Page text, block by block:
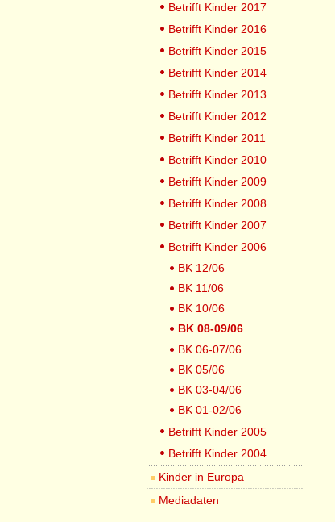
Betrifft Kinder 2017
Betrifft Kinder 2016
Betrifft Kinder 2015
Betrifft Kinder 2014
Betrifft Kinder 2013
Betrifft Kinder 2012
Betrifft Kinder 2011
Betrifft Kinder 2010
Betrifft Kinder 2009
Betrifft Kinder 2008
Betrifft Kinder 2007
Betrifft Kinder 2006
BK 12/06
BK 11/06
BK 10/06
BK 08-09/06
BK 06-07/06
BK 05/06
BK 03-04/06
BK 01-02/06
Betrifft Kinder 2005
Betrifft Kinder 2004
Kinder in Europa
Mediadaten